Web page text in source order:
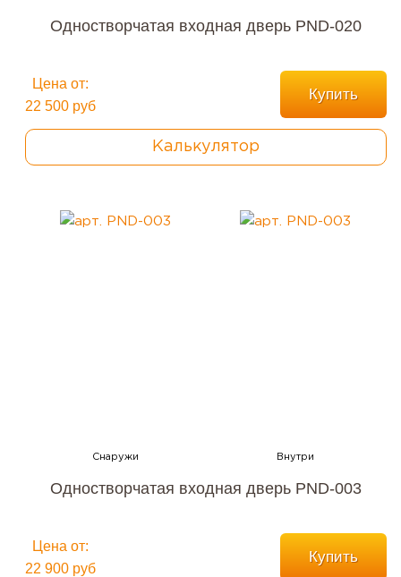
Одностворчатая входная дверь PND-020
Цена от:
22 500 руб
Купить
Калькулятор
Одностворчатая входная дверь PND-003
Цена от:
22 900 руб
Купить